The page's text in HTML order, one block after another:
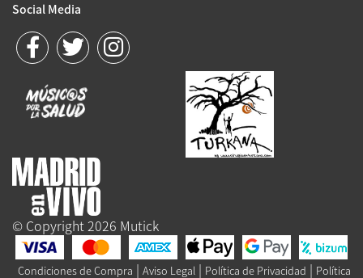
Social Media
© Copyright 2026 Mutick
Condiciones de Compra | Aviso Legal | Política de Privacidad | Política